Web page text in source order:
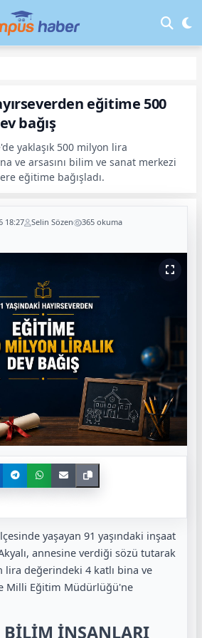
eğitime 500
bağış
yaklaşık 500 milyon lira
ve arsasını bilim ve sanat merkezi
eğitime bağışladı.
18:27 Selin Sözen 365 okuma
yaşayan 91 yaşındaki inşaat
annesine verdiği sözü tutarak
lira değerindeki 4 katlı bina ve
Milli Eğitim Müdürlüğü'ne
BİLİM İNSANLARI